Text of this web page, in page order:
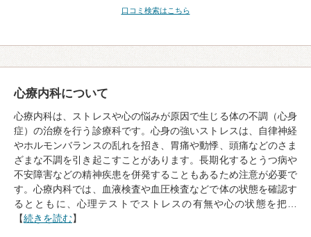
口コミ検索はこちら
心療内科について
心療内科は、ストレスや心の悩みが原因で生じる体の不調（心身
症）の治療を行う診療科です。心身の強いストレスは、自律神経
やホルモンバランスの乱れを招き、胃痛や動悸、頭痛などのさま
ざまな不調を引き起こすことがあります。長期化するとうつ病や
不安障害などの精神疾患を併発することもあるため注意が必要で
す。心療内科では、血液検査や血圧検査などで体の状態を確認す
るとともに、心理テストでストレスの有無や心の状態を把…
【続きを読む】